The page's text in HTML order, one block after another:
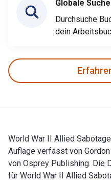
Globale Suche
Durchsuche
dein
World War II Allied
Auflage verfasst von
von Osprey Publishing. Die
für World War II Allied